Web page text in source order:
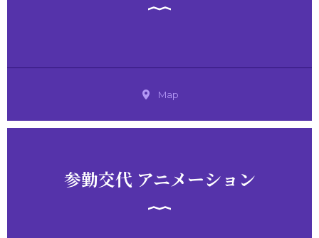
Map
参勤交代 アニメーション